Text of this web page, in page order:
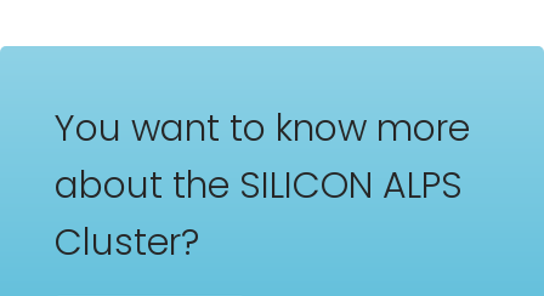
You want to know more
about the SILICON ALPS
Cluster?